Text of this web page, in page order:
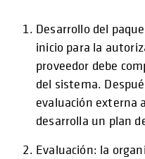
Desarrollo del
inicio para la
proveedor debe
del sistema.
evaluación externa
desarrolla un plan
Evaluación: la